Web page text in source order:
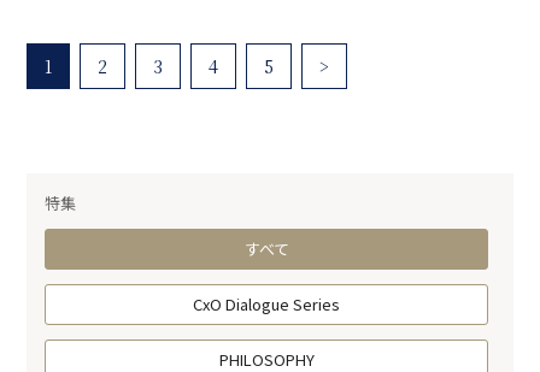
1 2 3 4 5 >
特集
すべて
CxO Dialogue Series
PHILOSOPHY